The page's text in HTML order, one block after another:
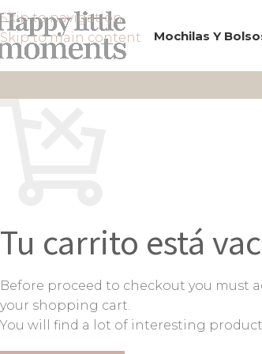
Skip to navigation
Skip to main content
Mochilas Y
Tu carrito está
Before proceed to checkout you must
your shopping cart.
You will find a lot of interesting